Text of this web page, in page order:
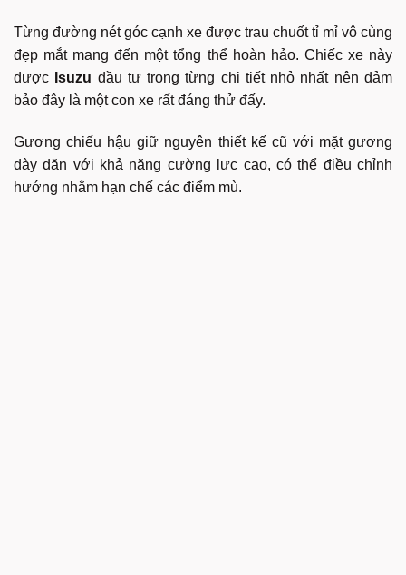
Từng đường nét góc cạnh xe được trau chuốt tỉ mỉ vô cùng
đẹp mắt mang đến một tổng thể hoàn hảo. Chiếc xe này
được Isuzu đầu tư trong từng chi tiết nhỏ nhất nên đảm
bảo đây là một con xe rất đáng thử đấy.
Gương chiếu hậu giữ nguyên thiết kế cũ với mặt gương
dày dặn với khả năng cường lực cao, có thể điều chỉnh
hướng nhằm hạn chế các điểm mù.